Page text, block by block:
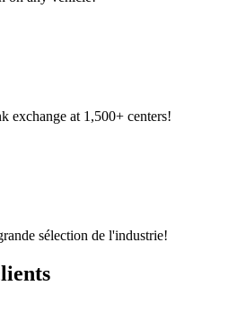
exchange at 1,500+ centers!
sélection de l'industrie!